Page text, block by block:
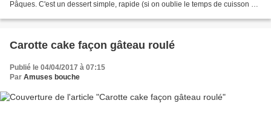
Pâques. C'est un dessert simple, rapide (si on oublie le temps de cuisson de
Carotte cake façon gâteau roulé
Publié le 04/04/2017 à 07:15
Par Amuses bouche